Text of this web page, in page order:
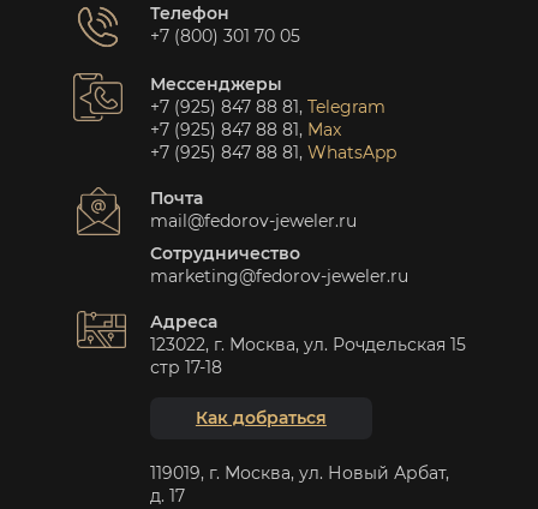
Телефон
+7 (800) 301 70 05
Мессенджеры
+7 (925) 847 88 81, Telegram
+7 (925) 847 88 81, Max
+7 (925) 847 88 81, WhatsApp
Почта
mail@fedorov-jeweler.ru
Сотрудничество
marketing@fedorov-jeweler.ru
Адреса
123022, г. Москва, ул. Рочдельская 15
стр 17-18
Как добраться
119019, г. Москва, ул. Новый Арбат,
д. 17